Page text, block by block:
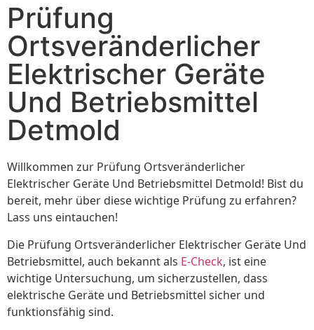
Prüfung
Ortsveränderlicher
Elektrischer Geräte
Und Betriebsmittel
Detmold
Willkommen zur Prüfung Ortsveränderlicher
Elektrischer Geräte Und Betriebsmittel Detmold! Bist du
bereit, mehr über diese wichtige Prüfung zu erfahren?
Lass uns eintauchen!
Die Prüfung Ortsveränderlicher Elektrischer Geräte Und
Betriebsmittel, auch bekannt als E-Check, ist eine
wichtige Untersuchung, um sicherzustellen, dass
elektrische Geräte und Betriebsmittel sicher und
funktionsfähig sind.